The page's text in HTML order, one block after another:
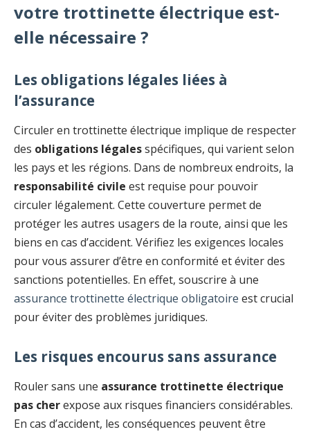
votre trottinette électrique est-
elle nécessaire ?
Les obligations légales liées à
l’assurance
Circuler en trottinette électrique implique de respecter
des obligations légalesspécifiques, qui varient selon
les pays et les régions. Dans de nombreux endroits, la
responsabilité civile est requise pour pouvoir
circuler légalement. Cette couverture permet de
protéger les autres usagers de la route, ainsi que les
biens en cas d’accident. Vérifiez les exigences locales
pour vous assurer d’être en conformité et éviter des
sanctions potentielles. En effet, souscrire à une
assurance trottinette électrique obligatoire est crucial
pour éviter des problèmes juridiques.
Les risques encourus sans assurance
Rouler sans une assurance trottinette électrique
pas cherexpose aux risques financiers considérables.
En cas d’accident, les conséquences peuvent être